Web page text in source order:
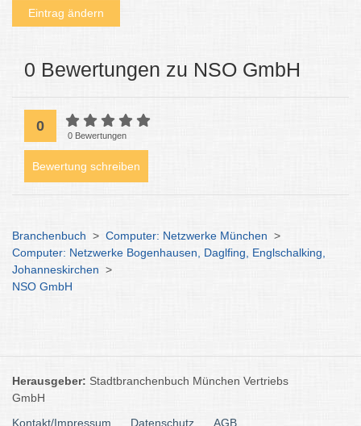
Eintrag ändern
0 Bewertungen zu NSO GmbH
0
0 Bewertungen
Bewertung schreiben
Branchenbuch > Computer: Netzwerke München >
Computer: Netzwerke Bogenhausen, Daglfing, Englschalking,
Johanneskirchen >
NSO GmbH
Herausgeber: Stadtbranchenbuch München Vertriebs
GmbH
Kontakt/Impressum
Datenschutz AGB